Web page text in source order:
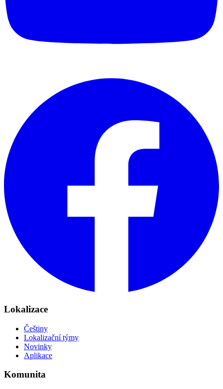
Lokalizace
Češtiny
Lokalizační týmy
Novinky
Aplikace
Komunita